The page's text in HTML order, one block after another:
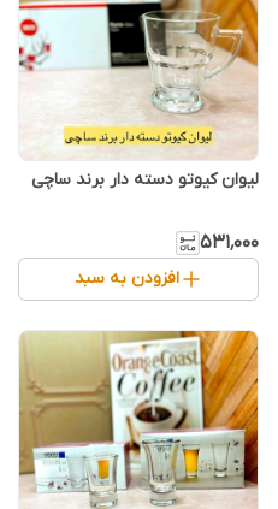
لیوان کیوتو دسته دار برند ساچی
۵۳۱٬۰۰۰
افزودن به سبد